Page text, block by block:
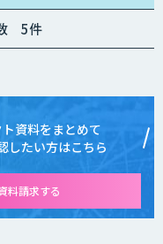
5件
資料をまとめて
したい方はこちら
料請求する